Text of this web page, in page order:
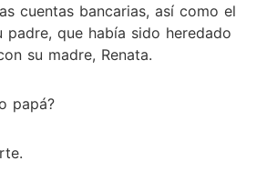
cuentas bancarias, así como el
padre, que había sido heredado
su madre, Renata.
papá?